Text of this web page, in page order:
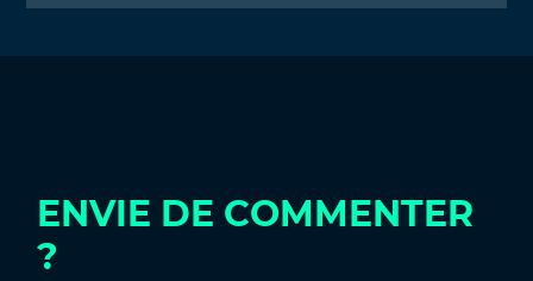
ENVIE DE COMMENTER
?